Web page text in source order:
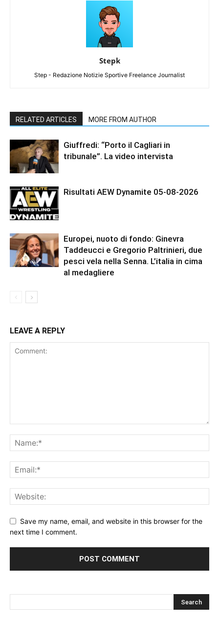
Stepk
Step - Redazione Notizie Sportive Freelance Journalist
RELATED ARTICLES MORE FROM AUTHOR
Giuffredi: “Porto il Cagliari in
tribunale”. La video intervista
Risultati AEW Dynamite 05-08-2026
Europei, nuoto di fondo: Ginevra
Taddeucci e Gregorio Paltrinieri, due
pesci vela nella Senna. L’italia in cima
al medagliere
LEAVE A REPLY
Save my name, email, and website in this browser for the
next time I comment.